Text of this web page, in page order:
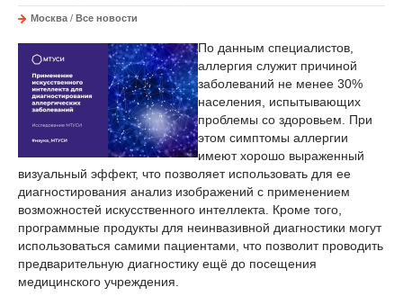
Москва / Все новости
По данным специалистов,
аллергия служит причиной
заболеваний не менее 30%
населения, испытывающих
проблемы со здоровьем. При
этом симптомы аллергии
имеют хорошо выраженный
визуальный эффект, что позволяет использовать для ее
диагностирования анализ изображений с применением
возможностей искусственного интеллекта. Кроме того,
программные продукты для неинвазивной диагностики могут
использоваться самими пациентами, что позволит проводить
предварительную диагностику ещё до посещения
медицинского учреждения.